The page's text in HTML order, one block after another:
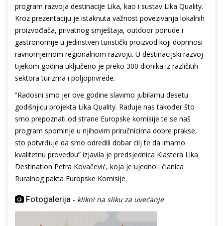
program razvoja destinacije Lika, kao i sustav Lika Quality.
Kroz prezentaciju je istaknuta važnost povezivanja lokalnih
proizvođača, privatnog smještaja, outdoor ponude i
gastronomije u jedinstven turistički proizvod koji doprinosi
ravnomjernom regionalnom razvoju. U destinacijski razvoj
tijekom godina uključeno je preko 300 dionika iz različitih
sektora turizma i poljoprivrede.
“Radosni smo jer ove godine slavimo jubilarnu desetu
godišnjicu projekta Lika Quality. Raduje nas također što
smo prepoznati od strane Europske komisije te se naš
program spominje u njihovim priručnicima dobre prakse,
sto potvrđuje da smo odredili dobar cilj te da imamo
kvalitetnu provedbu” izjavila je predsjednica Klastera Lika
Destination Petra Kovačević, koja je ujedno i članica
Ruralnog pakta Europske Komisije.
Fotogalerija - klikni na sliku za uvećanje